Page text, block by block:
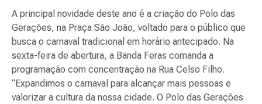
A principal novidade deste ano é a criação do Polo das
Gerações, na Praça São João, voltado para o público que
busca o carnaval tradicional em horário antecipado. Na
sexta-feira de abertura, a Banda Feras comanda a
programação com concentração na Rua Celso Filho.
“Expandimos o carnaval para alcançar mais pessoas e
valorizar a cultura da nossa cidade. O Polo das Gerações